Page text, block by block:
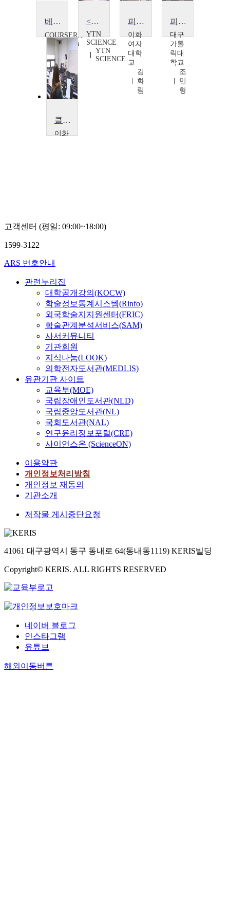
베토벤의 피아노 소타나
COURSERA
Jonathan
Biss
<다큐S+>아름다운 선율의 울림, 피아노
YTN
SCIENCE
YTN
SCIENCE
피아노실내악II
이화
여자
대학
교
김
화
림
피아노 문헌 2
대구
가톨
릭대
학교
조
민
형
클래스피아노
이화
고객센터 (평일: 09:00~18:00)
1599-3122
ARS 번호안내
관련누리집
대학공개강의(KOCW)
학술정보통계시스템(Rinfo)
외국학술지지원센터(FRIC)
학술관계분석서비스(SAM)
사서커뮤니티
기관회원
지식나눔(LOOK)
의학전자도서관(MEDLIS)
유관기관 사이트
교육부(MOE)
국립장애인도서관(NLD)
국립중앙도서관(NL)
국회도서관(NAL)
연구윤리정보포털(CRE)
사이언스온 (ScienceON)
이용약관
개인정보처리방침
개인정보 재동의
기관소개
저작물 게시중단요청
41061 대구광역시 동구 동내로 64(동내동1119) KERIS빌딩
Copyright© KERIS. ALL RIGHTS RESERVED
네이버 블로그
인스타그램
유튜브
해외이동버튼